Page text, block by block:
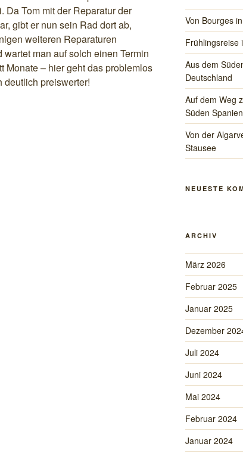
Da Tom mit der Reparatur der
gibt er nun sein Rad dort ab,
weiteren Reparaturen
man auf solch einen Termin
Monate – hier geht das problemlos
deutlich preiswerter!
Von Bourges
Frühlingsreise
Aus dem
Deutschland
Auf dem Weg
Süden
Von der
Stausee
NEUESTE
ARCHIV
März 2026
Februar 2025
Januar 2025
Dezember
Juli 2024
Juni 2024
Mai 2024
Februar 2024
Januar 2024